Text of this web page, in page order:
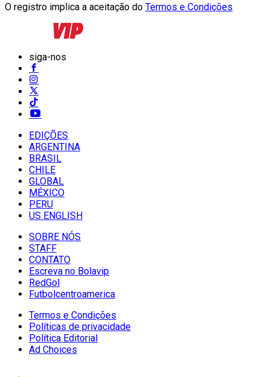
O registro implica a aceitação do Termos e Condições
siga-nos
EDIÇÕES
ARGENTINA
BRASIL
CHILE
GLOBAL
MÉXICO
PERU
US ENGLISH
SOBRE NÓS
STAFF
CONTATO
Escreva no Bolavip
RedGol
Futbolcentroamerica
Termos e Condições
Políticas de privacidade
Política Editorial
Ad Choices